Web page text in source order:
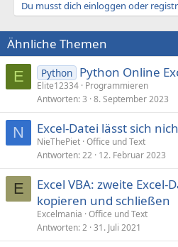
Du musst dich einloggen oder
Ähnliche Themen
E Python Python Online
Elite12334 Programmieren
Antworten 3 8. September 2023
N Excel-Datei lässt sich
NieThePiet Office und Text
Antworten 22 12. Februar 2023
E
Excel VBA: zweite
kopieren und schließen
Excelmania Office und Text
Antworten 2 31. Juli 2021